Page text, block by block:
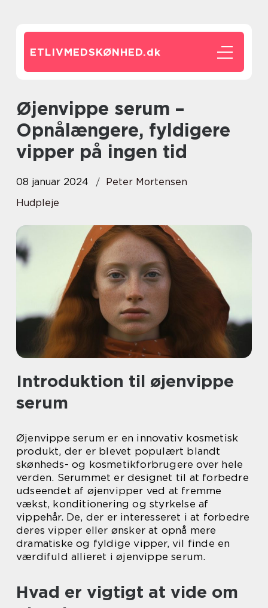
ETLIVMEDSKØNHED.dk
Øjenvippe serum –
Opnålængere, fyldigere
vipper på ingen tid
08 januar 2024
Peter Mortensen
Hudpleje
Introduktion til øjenvippe
serum
Øjenvippe serum er en innovativ kosmetisk
produkt, der er blevet populært blandt
skønheds- og kosmetikforbrugere over hele
verden. Serummet er designet til at forbedre
udseendet af øjenvipper ved at fremme
vækst, konditionering og styrkelse af
vippehår. De, der er interesseret i at forbedre
deres vipper eller ønsker at opnå mere
dramatiske og fyldige vipper, vil finde en
værdifuld allieret i øjenvippe serum.
Hvad er vigtigt at vide om